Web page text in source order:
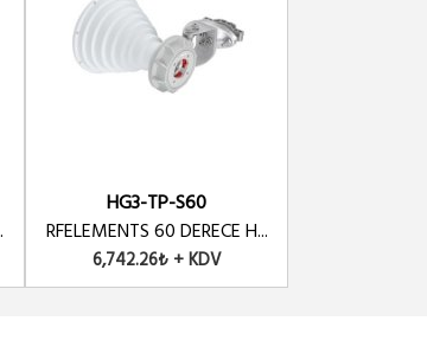
HG3-TP-S60
RFELEMENTS 60 DERECE H...
6,742.26₺ + KDV